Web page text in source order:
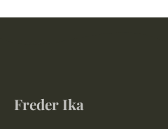
Freder Ika